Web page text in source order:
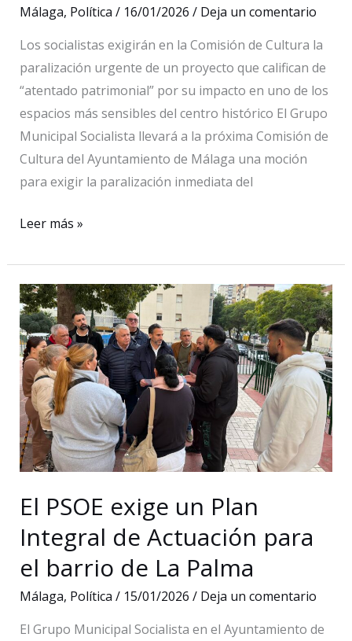
Málaga, Política / 16/01/2026 / Deja un comentario
Los socialistas exigirán en la Comisión de Cultura la
paralización urgente de un proyecto que califican de
“atentado patrimonial” por su impacto en uno de los
espacios más sensibles del centro histórico El Grupo
Municipal Socialista llevará a la próxima Comisión de
Cultura del Ayuntamiento de Málaga una moción
para exigir la paralización inmediata del
El
presenta
una
moción
para
obligar
a
De
la
Torre
a
posicionarse
sobre
las
estatuas
del
de
Leer más »
El PSOE exige un Plan
Integral de Actuación para
el barrio de La Palma
Málaga, Política / 15/01/2026 / Deja un comentario
El Grupo Municipal Socialista en el Ayuntamiento de